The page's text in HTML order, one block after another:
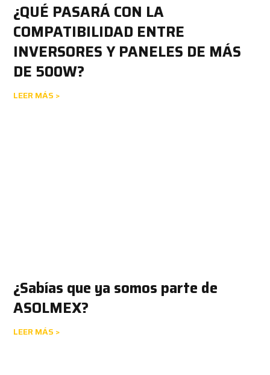
¿QUÉ PASARÁ CON LA
COMPATIBILIDAD ENTRE
INVERSORES Y PANELES DE MÁS
DE 500W?
LEER MÁS >
¿Sabías que ya somos parte de
ASOLMEX?
LEER MÁS >